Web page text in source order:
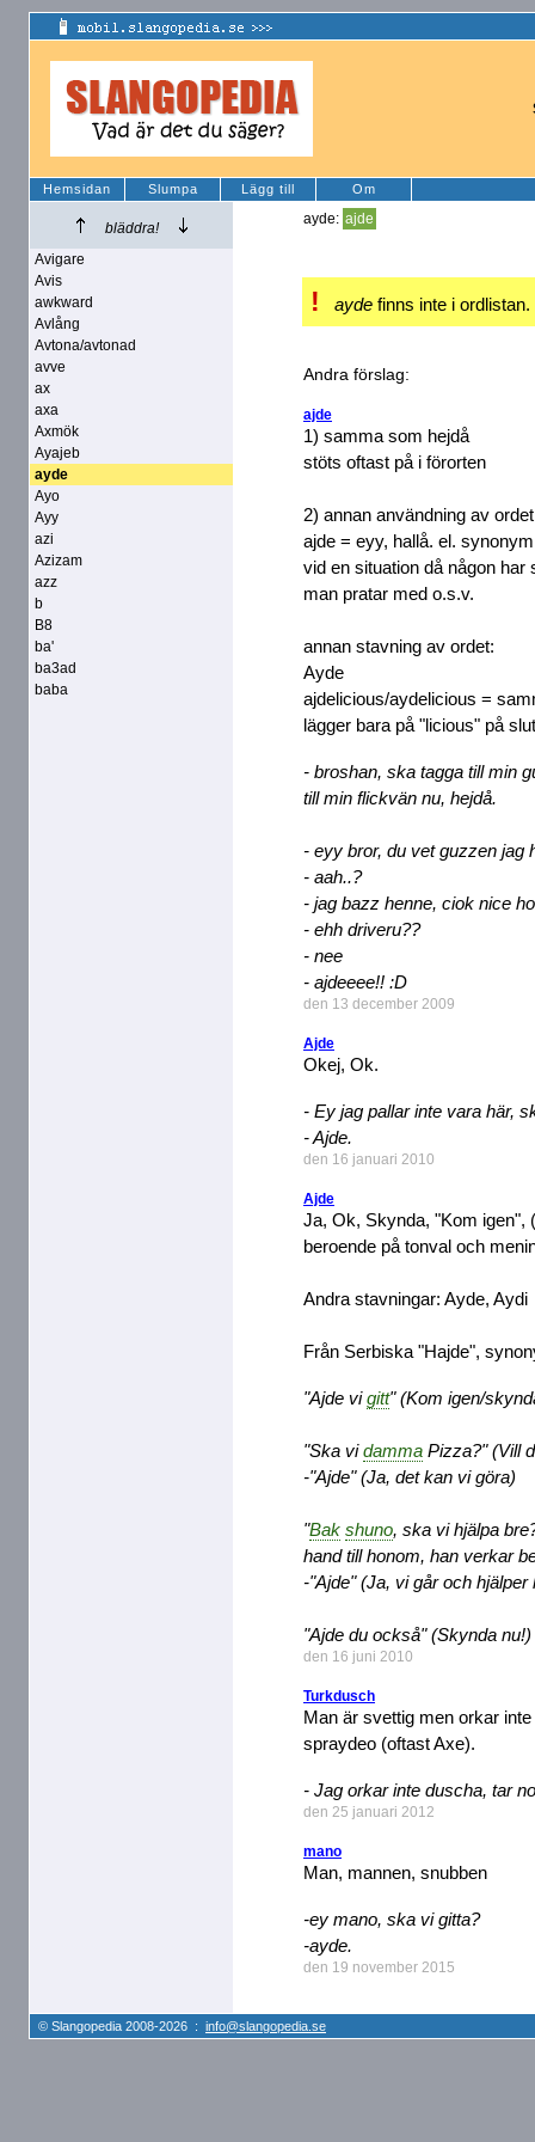
Hemsidan Slumpa Lägg till Om
bläddra!
Avigare
Avis
awkward
Avlång
Avtona/avtonad
avve
ax
axa
Axmök
Ayajeb
ayde
Ayo
Ayy
azi
Azizam
azz
b
B8
ba'
ba3ad
baba
ayde: ajde
! ayde finns inte i ordlistan.
Andra förslag:
ajde
1) samma som hejdå
stöts oftast på i förorten
2) annan användning av
ajde = eyy, hallå. el.
vid en situation då någon
man pratar med o.s.v.
annan stavning av ordet:
Ayde
ajdelicious/aydelicious =
lägger bara på "licious" på
- broshan, ska tagga till min
till min flickvän nu, hejdå.
- eyy bror, du vet guzzen jag
- aah..?
- jag bazz henne, ciok nice
- ehh driveru??
- nee
- ajdeeee!! :D
den 13 december 2009
Ajde
Okej, Ok.
- Ey jag pallar inte vara här,
- Ajde.
den 16 januari 2010
Ajde
Ja, Ok, Skynda, "Kom igen",
beroende på tonval och
Andra stavningar: Ayde, Aydi
Från Serbiska "Hajde",
"Ajde vigitt" (Kom igen/
"Ska vidamma Pizza?" (Vill
-"Ajde" (Ja, det kan vi göra)
"Bak shuno, ska vi hjälpa
hand till honom, han verkar
-"Ajde" (Ja, vi går och hjälper
"Ajde du också" (Skynda nu!)
den 16 juni 2010
Turkdusch
Man är svettig men orkar
spraydeo (oftast Axe).
- Jag orkar inte duscha, tar
den 25 januari 2012
mano
Man, mannen, snubben
-ey mano, ska vi gitta?
-ayde.
den 19 november 2015
© Slangopedia 2008-2026 : info@slangopedia.se